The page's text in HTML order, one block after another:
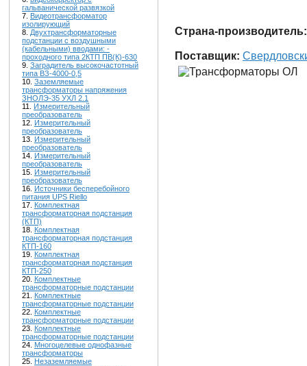
гальванической развязкой
7. Видеотрансформатор
изолирующий
8. Двухтрансформаторные
подстанции с воздушными
(кабельными) вводами: -
проходного типа 2КТП ПВ(К)-630
9. Заградитель высокочастотный
типа ВЗ-4000-0,5
10. Заземляемые
трансформаторы напряжения
ЗНОЛЭ-35 УХЛ 2.1
11. Измерительный
преобразователь
12. Измерительный
преобразователь
13. Измерительный
преобразователь
14. Измерительный
преобразователь
15. Измерительный
преобразователь
16. Источники бесперебойного
питания UPS Riello
17. Комплектная
трансформаторная подстанция
(КТП)
18. Комплектная
трансформаторная подстанция
КТП-160
19. Комплектная
трансформаторная подстанция
КТП-250
20. Комплектные
трансформаторные подстанции
21. Комплектные
трансформаторные подстанции
22. Комплектные
трансформаторные подстанции
23. Комплектные
трансформаторные подстанции
24. Многоцелевые однофазные
трансформаторы
25. Незаземляемые
Страна-производитель:
Поставщик: